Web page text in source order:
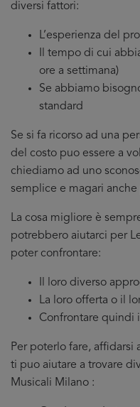
diversi fattori:
L’esperienza del
Il tempo di cui
ore a settimana)
Se abbiamo
standard
Se si fa ricorso ad una
del costo puo essere a
chiediamo ad uno
semplice e magari
La cosa migliore è
potrebbero aiutarci per
poter confrontare:
Il loro diverso
La loro offerta o il
Confrontare quindi
Per poterlo fare, affidarsi
ti puo aiutare a trovare
Musicali Milano :